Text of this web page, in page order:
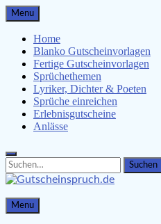
Skip
to
content
Menu
Home
Blanko Gutscheinvorlagen
Fertige Gutscheinvorlagen
Sprüchethemen
Lyriker, Dichter & Poeten
Sprüche einreichen
Erlebnisgutscheine
Anlässe
Search
for:
Search
Gutscheinspruch.de
Gutscheinsprüche &
Menu